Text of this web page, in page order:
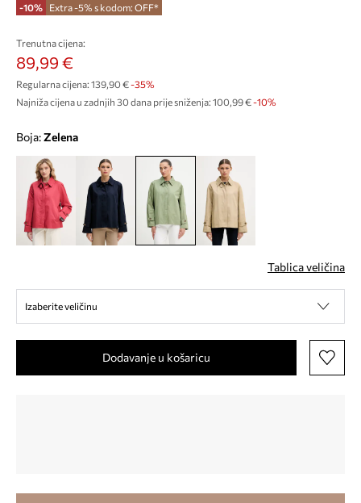
-10% Extra -5% s kodom: OFF*
Trenutna cijena:
89,99 €
Regularna cijena: 139,90 €-35%
Najniža cijena u zadnjih 30 dana prije sniženja: 100,99 € -10%
Boja: zelena
Tablica veličina
Izaberite veličinu
Dodavanje u košaricu